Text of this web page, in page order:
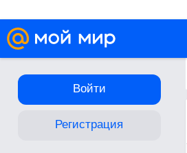
Войти
Регистрация